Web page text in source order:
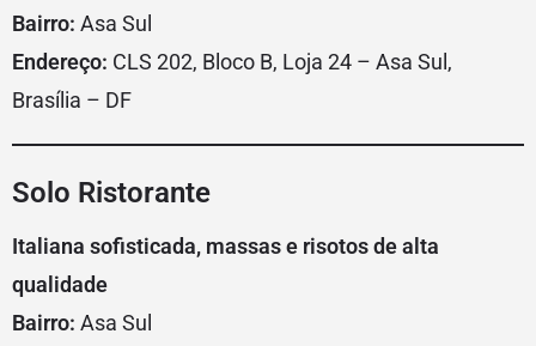
Bairro: Asa Sul
Endereço: CLS 202, Bloco B, Loja 24 – Asa Sul,
Brasília – DF
Solo Ristorante
Italiana sofisticada, massas e risotos de alta
qualidade
Bairro: Asa Sul